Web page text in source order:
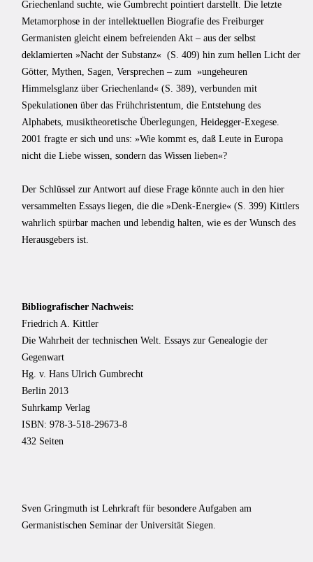
Griechenland suchte, wie Gumbrecht pointiert darstellt. Die letzte
Metamorphose in der intellektuellen Biografie des Freiburger
Germanisten gleicht einem befreienden Akt – aus der selbst
deklamierten »Nacht der Substanz« (S. 409) hin zum hellen Licht der
Götter, Mythen, Sagen, Versprechen – zum »ungeheuren
Himmelsglanz über Griechenland« (S. 389), verbunden mit
Spekulationen über das Frühchristentum, die Entstehung des
Alphabets, musiktheoretische Überlegungen, Heidegger-Exegese.
2001 fragte er sich und uns: »Wie kommt es, daß Leute in Europa
nicht die Liebe wissen, sondern das Wissen lieben«?
Der Schlüssel zur Antwort auf diese Frage könnte auch in den hier
versammelten Essays liegen, die die »Denk-Energie« (S. 399) Kittlers
wahrlich spürbar machen und lebendig halten, wie es der Wunsch des
Herausgebers ist.
Bibliografischer Nachweis:
Friedrich A. Kittler
Die Wahrheit der technischen Welt. Essays zur Genealogie der
Gegenwart
Hg. v. Hans Ulrich Gumbrecht
Berlin 2013
Suhrkamp Verlag
ISBN: 978-3-518-29673-8
432 Seiten
Sven Gringmuth ist Lehrkraft für besondere Aufgaben am
Germanistischen Seminar der Universität Siegen.